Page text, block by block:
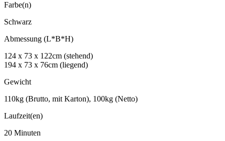
Farbe(n)
Schwarz
Abmessung (L*B*H)
124 x 73 x 122cm (stehend)
194 x 73 x 76cm (liegend)
Gewicht
110kg (Brutto, mit Karton), 100kg (Netto)
Laufzeit(en)
20 Minuten